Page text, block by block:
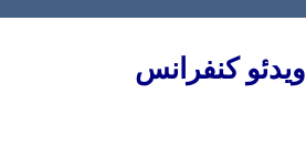
ویدئو کنفرانس